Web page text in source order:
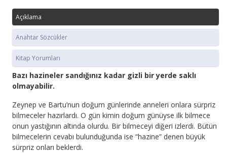
Açıklama
Anahtar Sözcükler
Kitap Yorumları
Bazı hazineler sandığınız kadar gizli bir yerde saklı
olmayabilir.
Zeynep ve Bartu’nun doğum günlerinde anneleri onlara sürpriz
bilmeceler hazırlardı. O gün kimin doğum günüyse ilk bilmece
onun yastığının altında olurdu. Bir bilmeceyi diğeri izlerdi. Bütün
bilmecelerin cevabı bulunduğunda ise “hazine” denen büyük
sürpriz onları beklerdi.